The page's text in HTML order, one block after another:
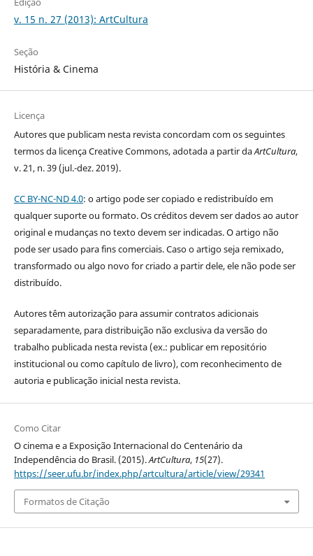
v. 15 n. 27 (2013): ArtCultura
Seção
História & Cinema
Licença
Autores que publicam nesta revista concordam com os seguintes
termos da licença Creative Commons, adotada a partir daArtCultura,
v. 21, n. 39 (jul.-dez. 2019).
CC BY-NC-ND 4.0: o artigo pode ser copiado e redistribuído em
qualquer suporte ou formato. Os créditos devem ser dados ao autor
original e mudanças no texto devem ser indicadas. O artigo não
pode ser usado para fins comerciais. Caso o artigo seja remixado,
transformado ou algo novo for criado a partir dele, ele não pode ser
distribuído.
Autores têm autorização para assumir contratos adicionais
separadamente, para distribuição não exclusiva da versão do
trabalho publicada nesta revista (ex.: publicar em repositório
institucional ou como capítulo de livro), com reconhecimento de
autoria e publicação inicial nesta revista.
Como Citar
O cinema e a Exposição Internacional do Centenário da
Independência do Brasil. (2015).ArtCultura, 15(27).
https://seer.ufu.br/index.php/artcultura/article/view/29341
Formatos de Citação